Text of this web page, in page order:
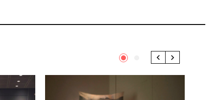
1 Previous
Next